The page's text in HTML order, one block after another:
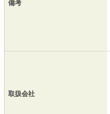
備考
取扱会社